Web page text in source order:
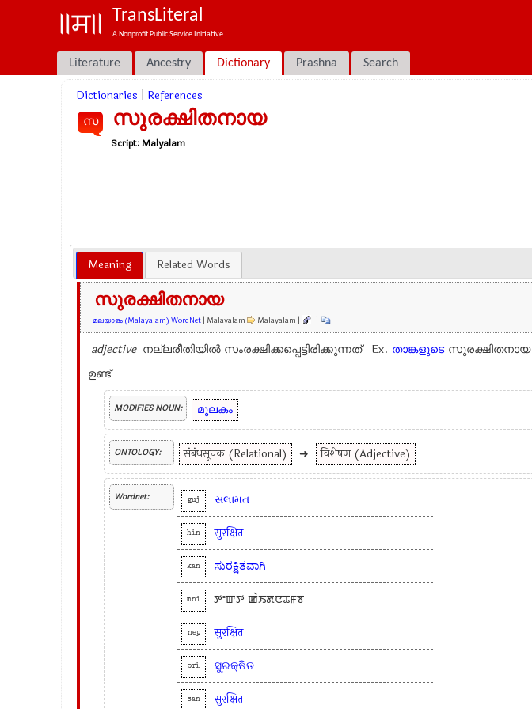
TransLiteral
A Nonprofit Public Service Initiative.
Literature Ancestry Dictionary Prashna Search
Dictionaries References
സ സുരക്ഷിതനായ
Script:Malyalam
Meaning Related Words
സുരക്ഷിതനായ
മലയാളം (Malayalam) WordNet| Malayalam Malayalam | |
adjective നല്ലരീതിയില്‍ സംരക്ഷിക്കപ്പെട്ടിരിക്കുന്നത് Ex. താങ്കളുടെസുരക്ഷിതനായ
ഉണ്ട്
MODIFIES NOUN: മൂലകം
ONTOLOGY: संबंधसूचक (Relational) ➜ विशेषण (Adjective)
Wordnet: guj સલામત
hin सुरक्षित
kan ಸುರಕ್ಷಿತವಾಗಿ
mni ꯇꯦꯛꯇ ꯀꯥꯏꯗꯅ꯭ꯊꯝꯕ
nep सुरक्षित
ori ସୁରକ୍ଷିତ
san सुरक्षित